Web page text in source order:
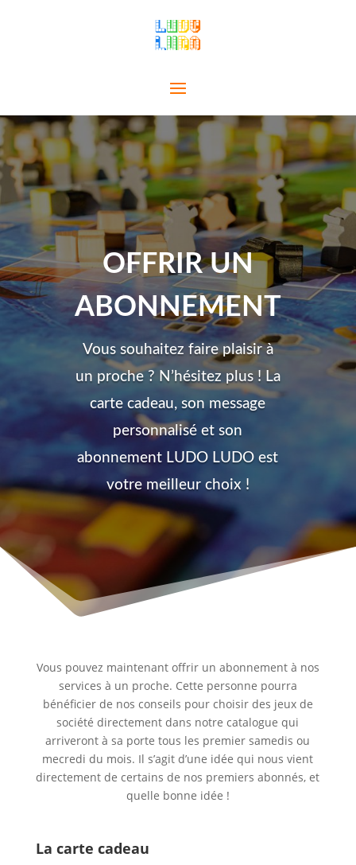
OFFRIR UN
ABONNEMENT
Vous souhaitez faire plaisir à
un proche ? N’hésitez plus ! La
carte cadeau, son message
personnalisé et son
abonnement LUDO LUDO est
votre meilleur choix !
Vous pouvez maintenant offrir un abonnement à nos
services à un proche. Cette personne pourra
bénéficier de nos conseils pour choisir des jeux de
société directement dans notre catalogue qui
arriveront à sa porte tous les premier samedis ou
mecredi du mois. Il s’agit d’une idée qui nous vient
directement de certains de nos premiers abonnés, et
quelle bonne idée !
La carte cadeau